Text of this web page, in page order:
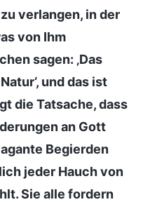
verlangen, in der
von Ihm
sagen: ‚Das
und das ist
die Tatsache, dass
an Gott
Begierden
jeder Hauch von
Sie alle fordern